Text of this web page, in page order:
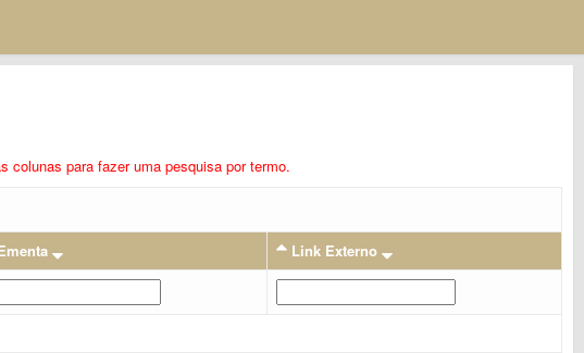
colunas para fazer uma pesquisa por termo.
Link Externo